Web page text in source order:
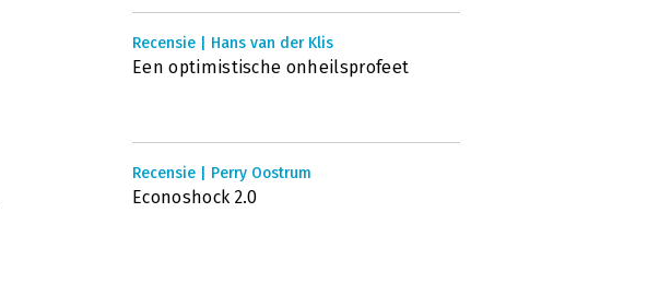
Recensie | Hans van der Klis
Een optimistische onheilsprofeet
Recensie | Perry Oostrum
Econoshock 2.0